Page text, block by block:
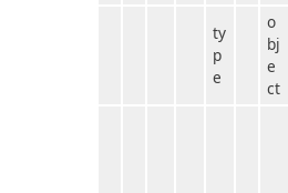
ty
p
e
o
bj
e
ct